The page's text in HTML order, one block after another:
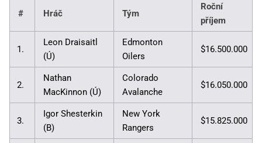
# Hráč Tým
Roční
příjem
1.
Leon Draisaitl
(Ú)
Edmonton
Oilers
$16.500.000
2.
Nathan
MacKinnon (Ú)
Colorado
Avalanche
$16.050.000
3.
Igor Shesterkin
(B)
New York
Rangers
$15.825.000